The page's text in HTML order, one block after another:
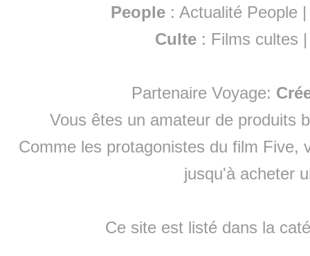
People :Actualité People
Culte : Films cultes
Partenaire Voyage:
Vous êtes un amateur de produits
Comme les protagonistes du film Five,
jusqu'à acheter
Ce site est listé dans la